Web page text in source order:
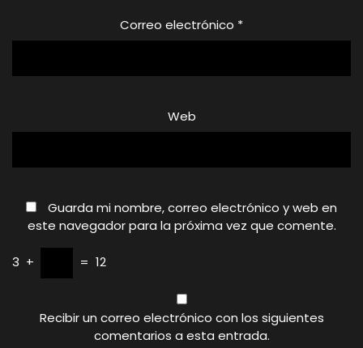
Correo electrónico *
Web
Guarda mi nombre, correo electrónico y web en
este navegador para la próxima vez que comente.
3 + = 12
Recibir un correo electrónico con los siguientes
comentarios a esta entrada.